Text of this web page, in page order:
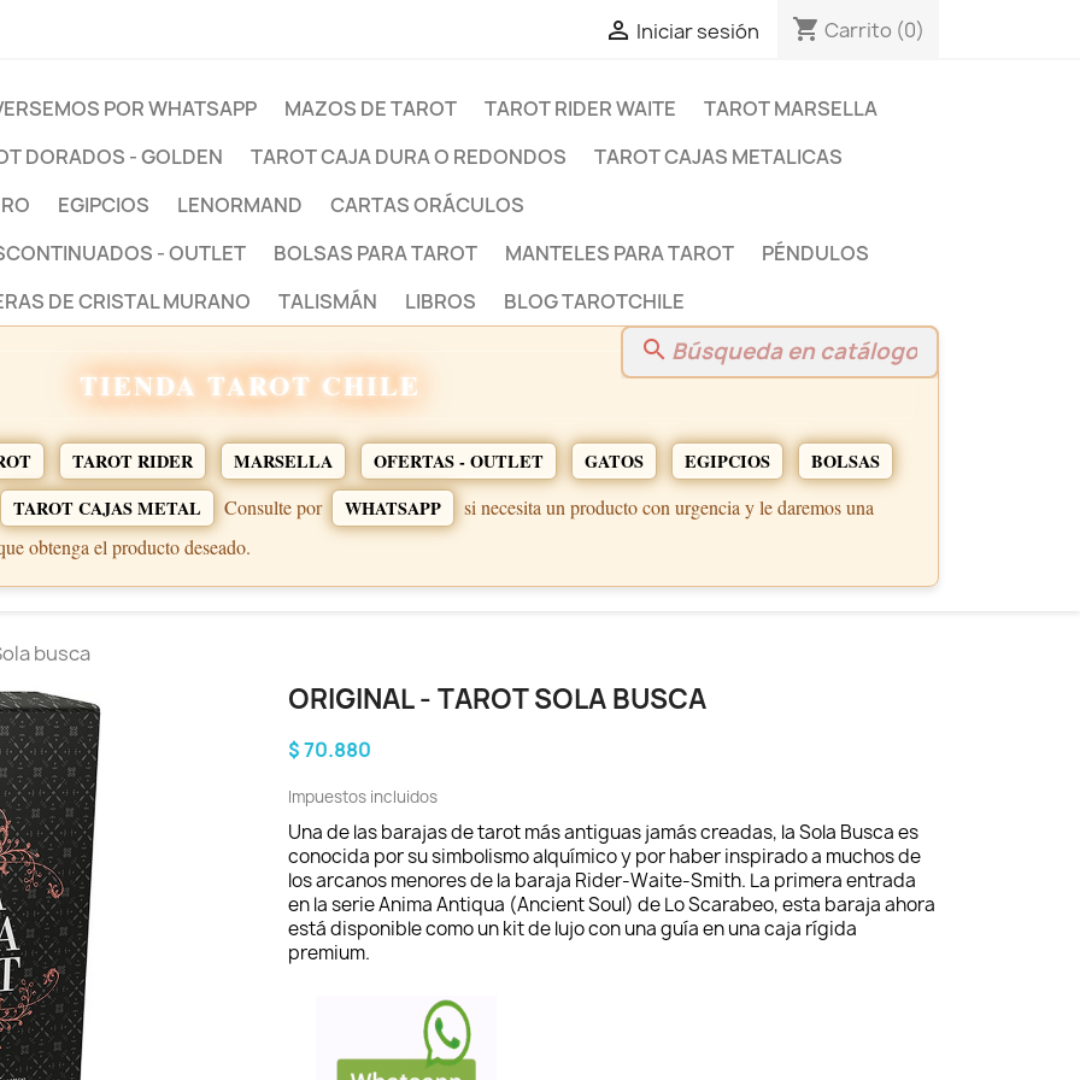
 Iniciar sesión shopping_cart Carrito (0)
POR WHATSAPP MAZOS DE TAROT TAROT RIDER WAITE
TAROT MARSELLA
DORADOS - GOLDEN
TAROT CAJA DURA O REDONDOS
TAROT CAJAS METALICAS
EGIPCIOS LENORMAND
CARTAS ORÁCULOS
- OUTLET
BOLSAS PARA TAROT MANTELES PARA TAROT
PÉNDULOS
DE CRISTAL MURANO
TALISMÁN LIBROS BLOG TAROTCHILE
search
TIENDA TAROT CHILE
TAROT RIDER MARSELLA OFERTAS - OUTLET GATOS EGIPCIOS
BOLSAS
TAROT CAJAS METAL
Consulte por WHATSAPP
si necesita un producto con urgencia y le daremos una
obtenga el producto deseado.
busca
ORIGINAL - TAROT SOLA BUSCA
$ 70.880
Impuestos incluidos
Una de las barajas de tarot más antiguas jamás creadas, la Sola Busca es
conocida por su simbolismo alquímico y por haber inspirado a muchos de
los arcanos menores de la baraja Rider-Waite-Smith. La primera entrada
en la serie Anima Antiqua (Ancient Soul) de Lo Scarabeo, esta baraja ahora
está disponible como un kit de lujo con una guía en una caja rígida
premium.